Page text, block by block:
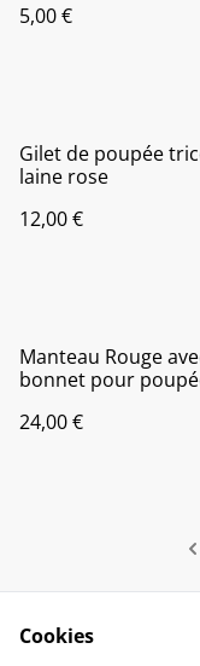
5,00 €
Gilet de poupée
laine rose
12,00 €
Manteau Rouge
bonnet pour
Reina....
24,00 €
Cookies